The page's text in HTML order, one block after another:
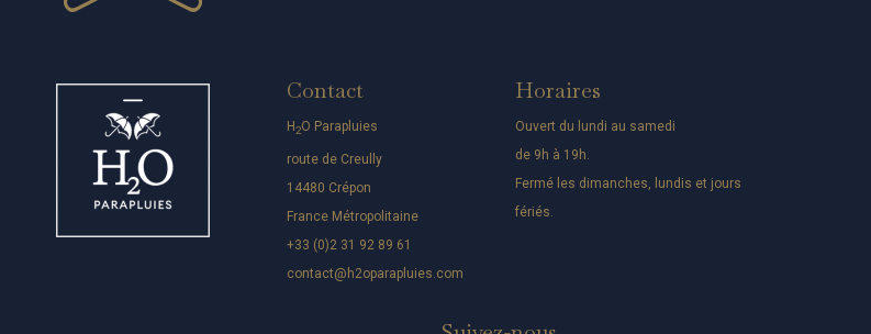
Contact
H2O Parapluies
route de Creully
14480 Crépon
France Métropolitaine
+33 (0)2 31 92 89 61
contact@h2oparapluies.com
Horaires
Ouvert du lundi au samedi
de 9h à 19h.
Fermé les dimanches, lundis et jours
fériés.